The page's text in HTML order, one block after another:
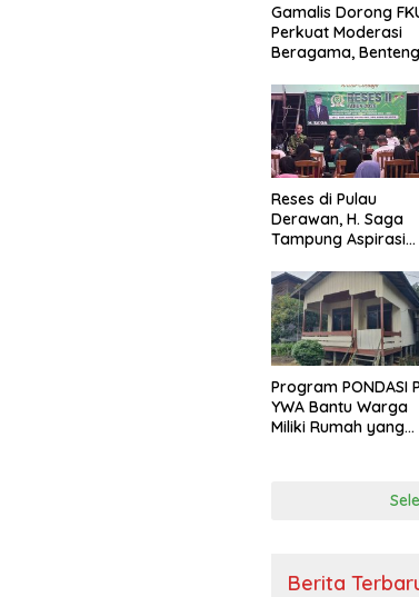
Gamalis Dorong
Perkuat Moderasi
Beragama,
Pemecah Persatuan
Reses di Pulau
Derawan, H. Saga
Tampung Aspirasi
Masyarakat Bijak
Sikapi Efisiensi
Anggaran
Program PONDASI
YWA Bantu Warga
Miliki Rumah yang
Berita